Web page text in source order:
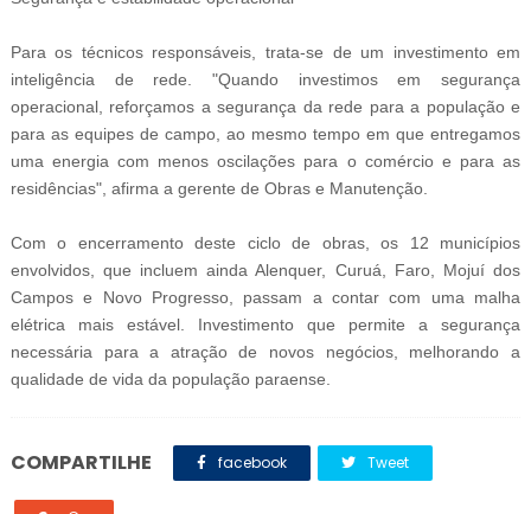
Para os técnicos responsáveis, trata-se de um investimento em
inteligência de rede. "Quando investimos em segurança
operacional, reforçamos a segurança da rede para a população e
para as equipes de campo, ao mesmo tempo em que entregamos
uma energia com menos oscilações para o comércio e para as
residências", afirma a gerente de Obras e Manutenção.
Com o encerramento deste ciclo de obras, os 12 municípios
envolvidos, que incluem ainda Alenquer, Curuá, Faro, Mojuí dos
Campos e Novo Progresso, passam a contar com uma malha
elétrica mais estável. Investimento que permite a segurança
necessária para a atração de novos negócios, melhorando a
qualidade de vida da população paraense.
COMPARTILHE facebook Tweet